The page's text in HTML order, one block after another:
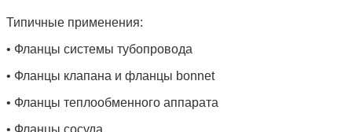
Типичные применения:
• Фланцы системы тубопровода
• Фланцы клапана и фланцы bonnet
• Фланцы теплообменного аппарата
• Фланцы сосуда